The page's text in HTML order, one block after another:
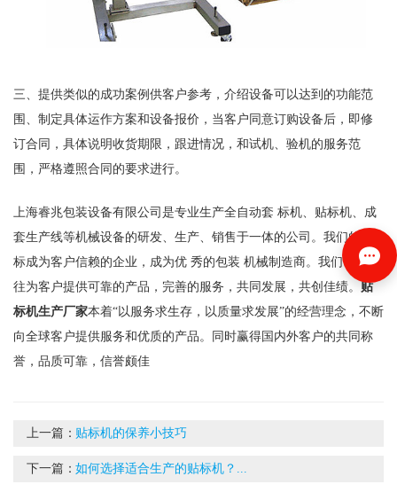
三、提供类似的成功案例供客户参考，介绍设备可以达到的功能范
围、制定具体运作方案和设备报价，当客户同意订购设备后，即修
订合同，具体说明收货期限，跟进情况，和试机、验机的服务范
围，严格遵照合同的要求进行。
上海睿兆包装设备有限公司是专业生产全自动套 标机、贴标机、成
套生产线等机械设备的研发、生产、销售于一体的公司。我们的目
标成为客户信赖的企业，成为优 秀的包装 机械制造商。我们一如既
往为客户提供可靠的产品，完善的服务，共同发展，共创佳绩。 贴
标机生产厂家本着“以服务求生存，以质量求发展”的经营理念，不断
向全球客户提供服务和优质的产品。同时赢得国内外客户的共同称
誉，品质可靠，信誉颇佳
上一篇： 贴标机的保养小技巧
下一篇：如何选择适合生产的贴标机？...